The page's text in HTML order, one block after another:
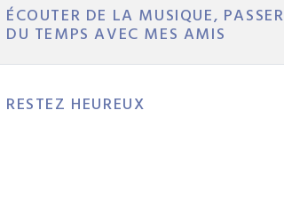
ÉCOUTER DE LA MUSIQUE, PASSER
DU TEMPS AVEC MES AMIS
RESTEZ HEUREUX